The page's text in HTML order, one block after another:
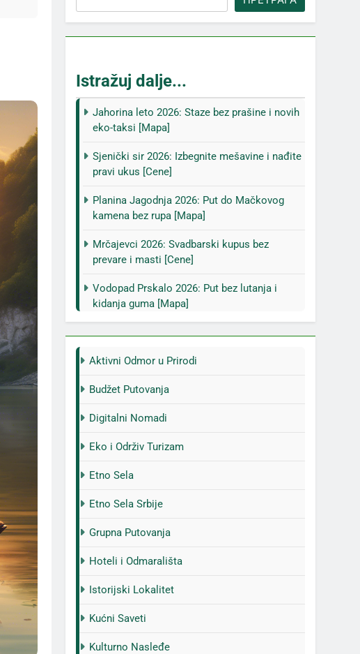
Istražuj dalje...
Jahorina leto 2026: Staze bez prašine i novih
eko-taksi [Mapa]
Sjenički sir 2026: Izbegnite mešavine i nađite
pravi ukus [Cene]
Planina Jagodnja 2026: Put do Mačkovog
kamena bez rupa [Mapa]
Mrčajevci 2026: Svadbarski kupus bez
prevare i masti [Cene]
Vodopad Prskalo 2026: Put bez lutanja i
kidanja guma [Mapa]
Aktivni Odmor u Prirodi
Budžet Putovanja
Digitalni Nomadi
Eko i Održiv Turizam
Etno Sela
Etno Sela Srbije
Grupna Putovanja
Hoteli i Odmarališta
Istorijski Lokalitet
Kućni Saveti
Kulturno Nasleđe